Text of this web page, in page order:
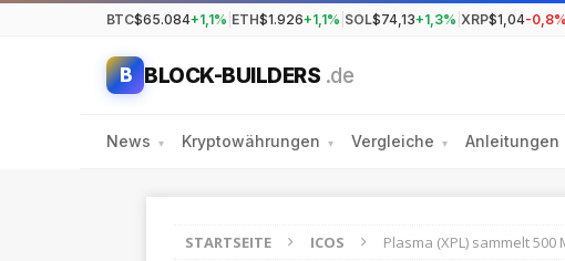
BTC$65.084+1,1% ETH$1.926+1,1% SOL$74,13+1,3% XRP$1,04-0,8%
B BLOCK-BUILDERS .de
News ▾ Kryptowährungen ▾ Vergleiche ▾ Anleitungen
STARTSEITE ICOS Plasma (XPL) sammelt